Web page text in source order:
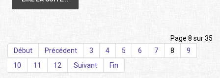
Page 8 sur 35
Début
Précédent 3 4 5 6 7 8
9
10
11 12 Suivant Fin